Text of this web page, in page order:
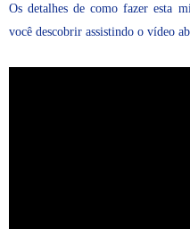
Os detalhes de como fazer esta
você descobrir assistindo o vídeo